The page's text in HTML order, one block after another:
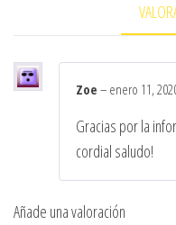
Zoe – enero 11,
Gracias por la
cordial saludo!
Añade una valoración